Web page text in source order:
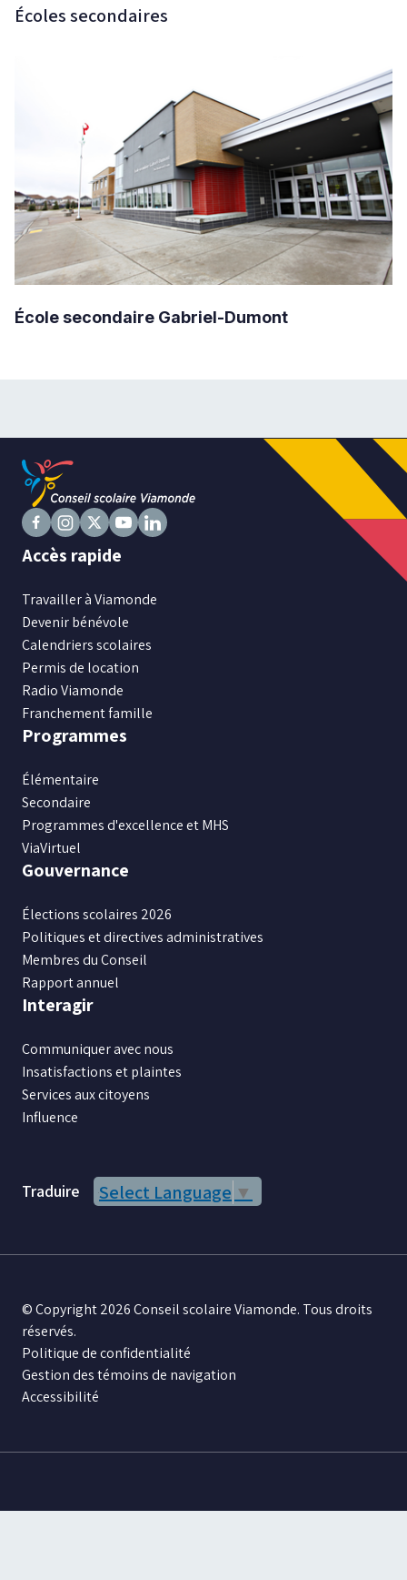
Écoles secondaires
École secondaire Gabriel-Dumont
Suivez
sur
Facebook
Suivez
sur
Instagram
Suivez
nous
sur
X
Suivez
Youtube
sur
Accès rapide
Travailler à Viamonde
Devenir bénévole
Calendriers scolaires
Permis de location
Radio Viamonde
Franchement famille
Programmes
Élémentaire
Secondaire
Programmes d'excellence et MHS
ViaVirtuel
Gouvernance
Élections scolaires 2026
Politiques et directives administratives
Membres du Conseil
Rapport annuel
Interagir
Communiquer avec nous
Insatisfactions et plaintes
Services aux citoyens
Influence
Traduire Select Language ▼
© Copyright 2026 Conseil scolaire Viamonde. Tous droits
réservés.
Politique de confidentialité
Gestion des témoins de navigation
Accessibilité